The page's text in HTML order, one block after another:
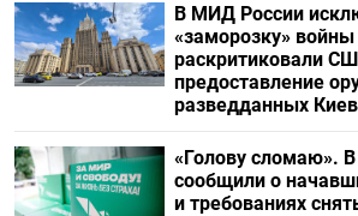
В МИД России
«заморозку»
раскритиковали
предоставление
разведданных
«Голову сломаю».
сообщили о
и требованиях